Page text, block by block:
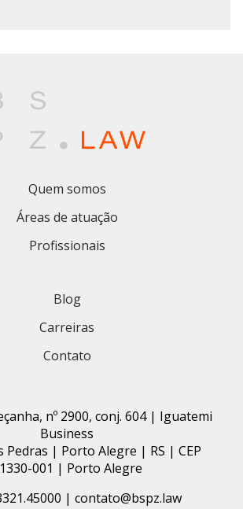
Quem somos
Áreas de atuação
Profissionais
Blog
Carreiras
Contato
nº 2900, conj. 604 | Iguatemi
Business
Pedras | Porto Alegre | RS | CEP
001 | Porto Alegre
| contato@bspz.law